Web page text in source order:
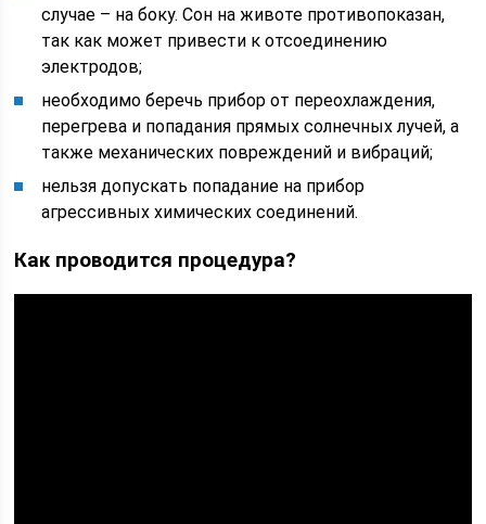
случае – на боку. Сон на животе противопоказан,
так как может привести к отсоединению
электродов;
необходимо беречь прибор от переохлаждения,
перегрева и попадания прямых солнечных лучей, а
также механических повреждений и вибраций;
нельзя допускать попадание на прибор
агрессивных химических соединений.
Как проводится процедура?